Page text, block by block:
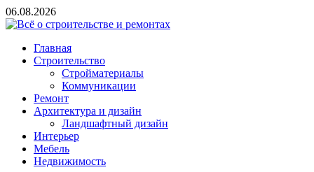
Skip
to
06.08.2026
Всё о строительстве и ремонтах
Главная
Строительство
Стройматериалы
Коммуникации
Ремонт
Архитектура и дизайн
Ландшафтный дизайн
Интерьер
Мебель
Недвижимость